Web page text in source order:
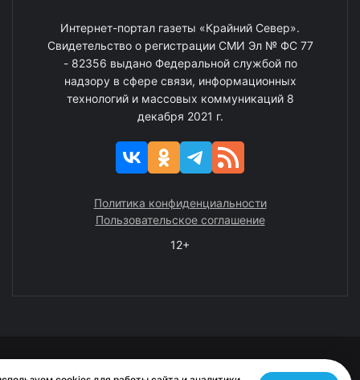
Интернет-портал газеты «Крайний Север».
Свидетельство о регистрации СМИ Эл № ФС 77
- 82356 выдано Федеральной службой по
надзору в сфере связи, информационных
технологий и массовых коммуникаций 8
декабря 2021 г.
Политика конфиденциальности
Пользовательское соглашение
12+